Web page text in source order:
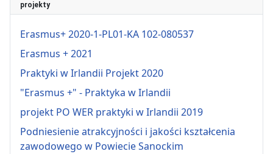
projekty
Erasmus+ 2020-1-PL01-KA 102-080537
Erasmus + 2021
Praktyki w Irlandii Projekt 2020
"Erasmus +" - Praktyka w Irlandii
projekt PO WER praktyki w Irlandii 2019
Podniesienie atrakcyjności i jakości kształcenia
zawodowego w Powiecie Sanockim